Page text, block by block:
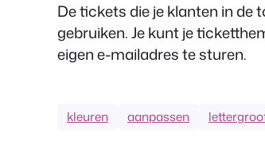
De tickets die je klanten in de
gebruiken. Je kunt je
eigen e-mailadres te sturen.
kleuren aanpassen